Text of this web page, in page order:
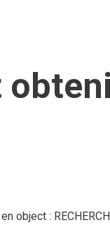
object :